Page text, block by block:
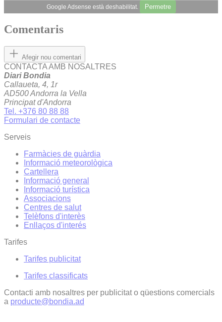
Google Adsense està deshabilitat. Permetre
Comentaris
Afegir nou comentari
CONTACTA AMB NOSALTRES
Diari Bondia
Callaueta, 4, 1r
AD500 Andorra la Vella
Principat d'Andorra
Tel. +376 80 88 88
Formulari de contacte
Serveis
Farmàcies de guàrdia
Informació meteorològica
Cartellera
Informació general
Informació turística
Associacions
Centres de salut
Telèfons d'interès
Enllaços d'interés
Tarifes
Tarifes publicitat
Tarifes classificats
Contacti amb nosaltres per publicitat o qüestions comercials
a producte@bondia.ad